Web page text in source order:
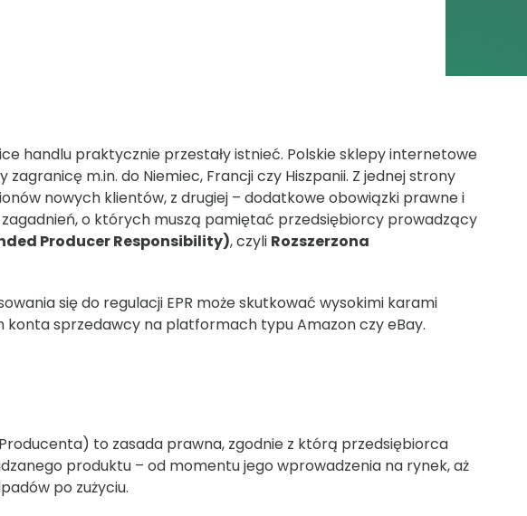
handlu praktycznie przestały istnieć. Polskie sklepy internetowe
m.in. do Niemiec, Francji czy Hiszpanii. Z jednej strony
nowych klientów, z drugiej – dodatkowe obowiązki prawne i
o których muszą pamiętać przedsiębiorcy prowadzący
Producer Responsibility), czyli Rozszerzona
się do regulacji EPR może skutkować wysokimi karami
konta sprzedawcy na platformach typu Amazon czy eBay.
to zasada prawna, zgodnie z którą przedsiębiorca
produktu – od momentu jego wprowadzenia na rynek, aż
po zużyciu.